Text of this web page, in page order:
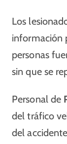
Los
información
personas
sin que se
Personal de
del tráfico
del